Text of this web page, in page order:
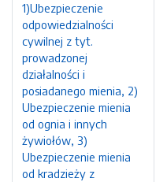
1)Ubezpieczenie
odpowiedzialności
cywilnej z tyt.
prowadzonej
działalności i
posiadanego mienia, 2)
Ubezpieczenie mienia
od ognia i innych
żywiołów, 3)
Ubezpieczenie mienia
od kradzieży z